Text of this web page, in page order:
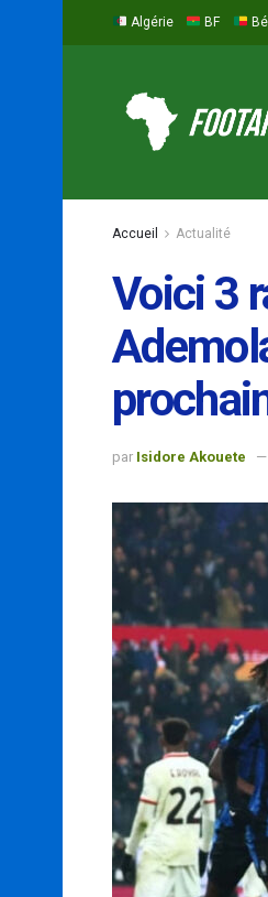
Algérie BF
Accueil Actualité
Voici 3
par Isidore Akouete